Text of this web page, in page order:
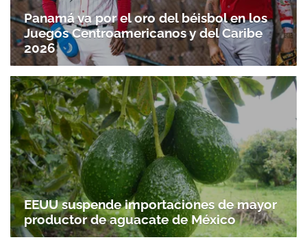
Panamá va por el oro del béisbol en los
Juegos Centroamericanos y del Caribe
2026
EEUU suspende importaciones de mayor
productor de aguacate de México